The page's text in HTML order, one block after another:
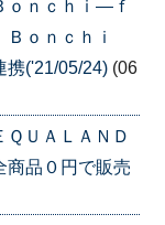
ｏｎｃｈｉ―ｆ
ｏｎｃｈｉ
携('21/05/24) (06
ＵＡＬＡＮＤ
商品０円で販売